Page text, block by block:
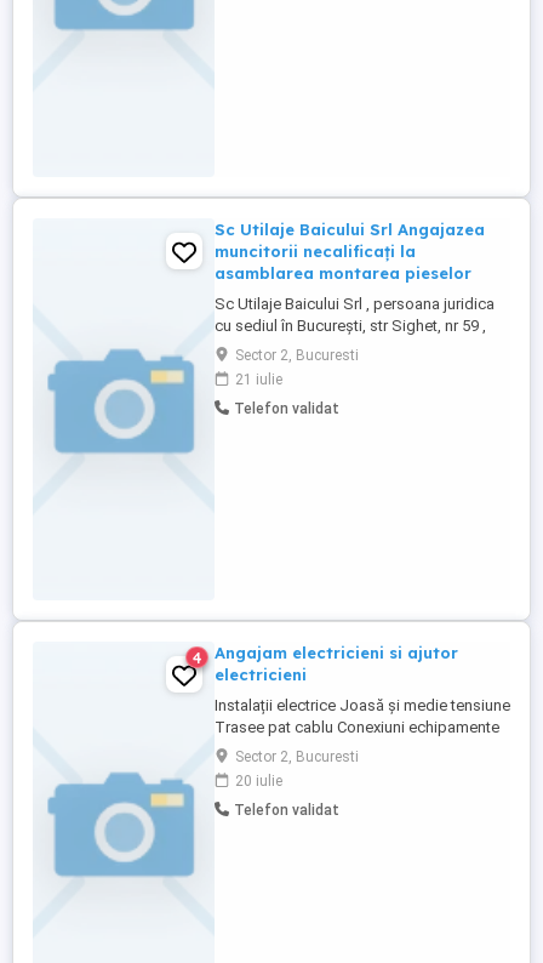
Sc Utilaje Baicului Srl Angajazea
muncitorii necalificați la
asamblarea montarea pieselor
Sc Utilaje Baicului Srl , persoana juridica
cu sediul în București, str Sighet, nr 59 ,
sector 2 , avand cod unic 44399397
angajează. Muncitor necalificat la
asamblarea , montarea pieselor Cod Cor
932906 20 posturi vacante Așteptăm cv-
Sector 2, Bucuresti
21 iulie
Telefon validat
4
Angajam electricieni si ajutor
electricieni
Instalații electrice Joasă și medie tensiune
Trasee pat cablu Conexiuni echipamente
Salariu atractiv Bonuri de masa Program 7-
16 12-13 pauză de masă Salariul
avans,lichidare.
Sector 2, Bucuresti
20 iulie
Telefon validat